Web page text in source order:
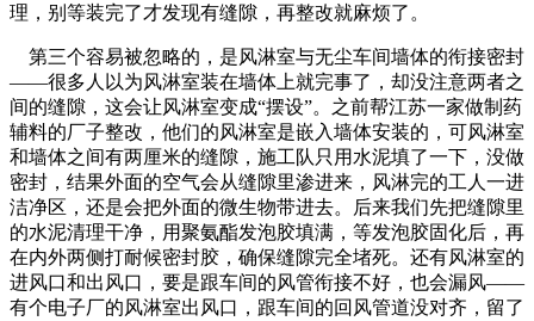
理，别等装完了才发现有缝隙，再整改就麻烦了。
第三个容易被忽略的，是风淋室与无尘车间墙体的衔接密封
——很多人以为风淋室装在墙体上就完事了，却没注意两者之
间的缝隙，这会让风淋室变成“摆设”。之前帮江苏一家做制药
辅料的厂子整改，他们的风淋室是嵌入墙体安装的，可风淋室
和墙体之间有两厘米的缝隙，施工队只用水泥填了一下，没做
密封，结果外面的空气会从缝隙里渗进来，风淋完的工人一进
洁净区，还是会把外面的微生物带进去。后来我们先把缝隙里
的水泥清理干净，用聚氨酯发泡胶填满，等发泡胶固化后，再
在内外两侧打耐候密封胶，确保缝隙完全堵死。还有风淋室的
进风口和出风口，要是跟车间的风管衔接不好，也会漏风——
有个电子厂的风淋室出风口，跟车间的回风管道没对齐，留了